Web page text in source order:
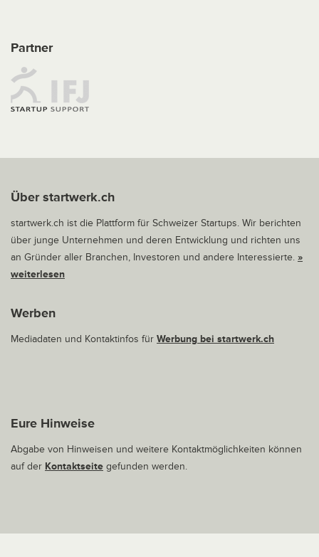
Partner
Über startwerk.ch
startwerk.ch ist die Plattform für Schweizer Startups. Wir berichten
über junge Unternehmen und deren Entwicklung und richten uns
an Gründer aller Branchen, Investoren und andere Interessierte. »
weiterlesen
Werben
Mediadaten und Kontaktinfos für Werbung bei startwerk.ch
Eure Hinweise
Abgabe von Hinweisen und weitere Kontaktmöglichkeiten können
auf der Kontaktseite gefunden werden.